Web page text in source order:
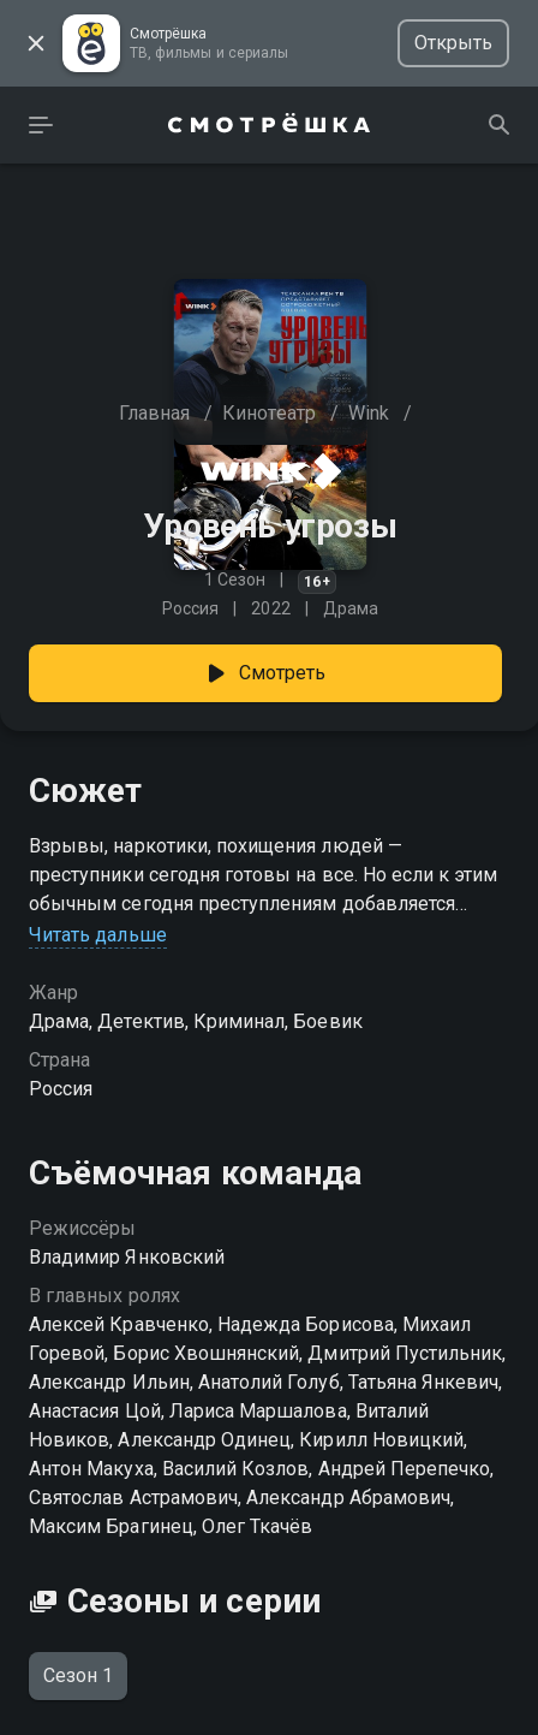
Смотрёшка
ТВ, фильмы и сериалы
Открыть
Главная / Кинотеатр / Wink /
Уровень угрозы
1 Сезон 16+
Россия 2022 Драма
Смотреть
Сюжет
Взрывы, наркотики, похищения людей —
преступники сегодня готовы на все. Но если к этим
обычным сегодня преступлениям добавляется
угроза теракта, к делу подключаются
антитеррористической службы (ФАТС). Год назад
ФАТС чуть не лишилась своего лучшего сотрудника
Мартынова — в покушении на него погибли его
жена и дочь. Мартынов возвращается на службу и
очень опасный враг. Возможно, самый опасный в
новейшей истории.
Читать дальше
Жанр
Драма, Детектив, Криминал, Боевик
Страна
Россия
Съёмочная команда
Режиссёры
Владимир Янковский
В главных ролях
Алексей Кравченко, Надежда Борисова, Михаил
Горевой, Борис Хвошнянский, Дмитрий Пустильник,
Александр Ильин, Анатолий Голуб, Татьяна Янкевич,
Анастасия Цой, Лариса Маршалова, Виталий
Новиков, Александр Одинец, Кирилл Новицкий,
Антон Макуха, Василий Козлов, Андрей Перепечко,
Святослав Астрамович, Александр Абрамович,
Максим Брагинец, Олег Ткачёв
Сезоны и серии
Сезон 1